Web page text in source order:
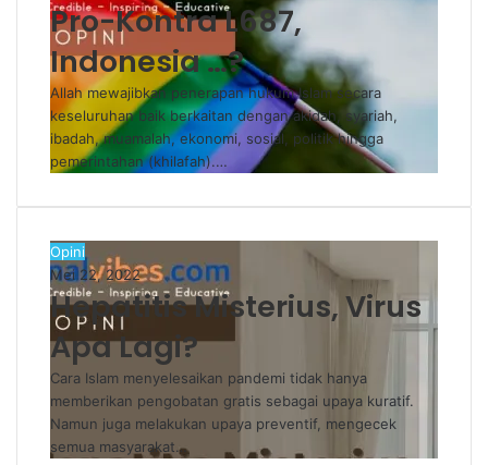
Pro-Kontra L687,
Indonesia …?
Allah mewajibkan penerapan hukum Islam secara
keseluruhan baik berkaitan dengan akidah, syariah,
ibadah, muamalah, ekonomi, sosial, politik hingga
pemerintahan (khilafah).…
Opini
Mei 22, 2022
Hepatitis Misterius, Virus
Apa Lagi?
Cara Islam menyelesaikan pandemi tidak hanya
memberikan pengobatan gratis sebagai upaya kuratif.
Namun juga melakukan upaya preventif, mengecek
semua masyarakat…